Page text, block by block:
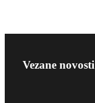
Vezane novosti